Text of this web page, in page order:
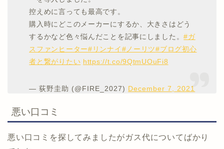
控えめに言っても最高です。
購入時にどこのメーカーにするか、大きさはどう
するかなど色々悩んだことを記事にしました。#ガ
スファンヒーター#リンナイ#ノーリツ#ブログ初心
者と繋がりたい https://t.co/9QtmUOuFi8
— 荻野圭助 (@FIRE_2027) December 7, 2021
悪い口コミ
悪い口コミを探してみましたがガス代についてばかり